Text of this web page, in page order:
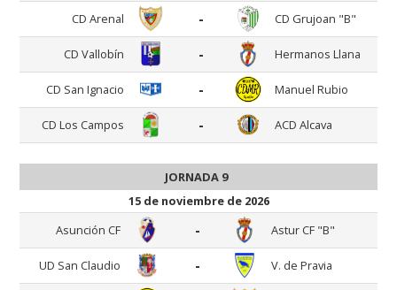
CD Arenal - CD Grujoan "B"
CD Vallobín - Hermanos Llana
CD San Ignacio - Manuel Rubio
CD Los Campos - ACD Alcava
JORNADA 9
15 de noviembre de 2026
Asunción CF
- Astur CF "B"
UD San Claudio - V. de Pravia